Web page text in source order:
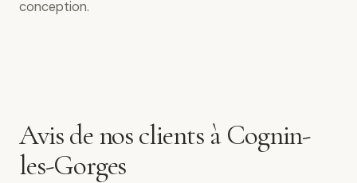
conception.
Avis de nos clients à Cognin-
les-Gorges